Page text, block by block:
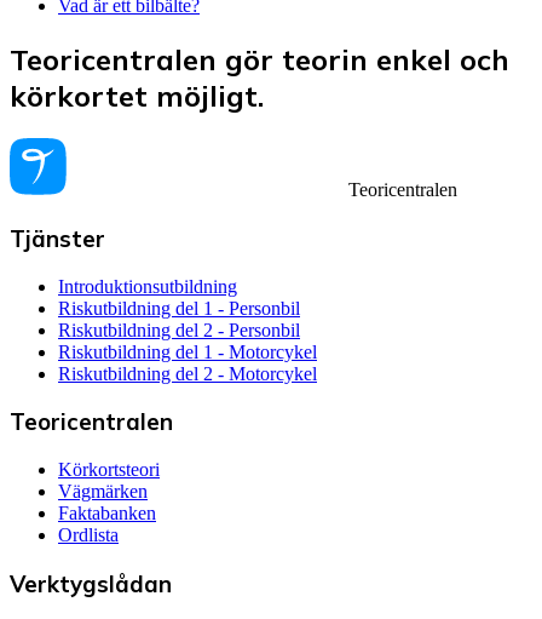
Vad är ett bilbälte?
Teoricentralen gör teorin enkel och
körkortet möjligt.
Teoricentralen
Tjänster
Introduktionsutbildning
Riskutbildning del 1 - Personbil
Riskutbildning del 2 - Personbil
Riskutbildning del 1 - Motorcykel
Riskutbildning del 2 - Motorcykel
Teoricentralen
Körkortsteori
Vägmärken
Faktabanken
Ordlista
Verktygslådan